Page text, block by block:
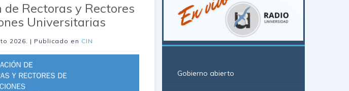
de Rectoras y Rectores
Universitarias
2026. | Publicado en CIN
Gobierno abierto